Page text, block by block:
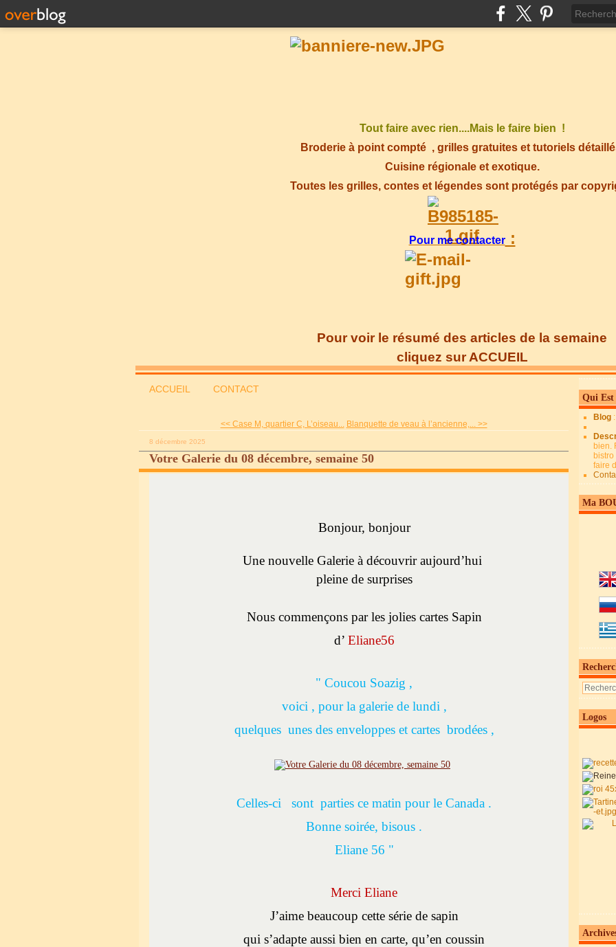
Tout faire avec rien....Mais le faire bien !
Broderie à point compté , grilles gratuites et tutoriels
Cuisine régionale et exotique.
Toutes les grilles, contes et légendes sont protégés par
Pour me contacter:
Pour voir le résumé des articles de la semaine
cliquez sur ACCUEIL
ACCUEIL CONTACT
<< Case M, quartier C, L’oiseau... Blanquette de veau à l’ancienne,... >>
8 décembre 2025
Votre Galerie du 08 décembre, semaine 50
Bonjour, bonjour
Une nouvelle Galerie à découvrir aujourd’hui
pleine de surprises
Nous commençons par les jolies cartes Sapin
d’ Eliane56
" Coucou Soazig ,
voici , pour la galerie de lundi ,
quelques unes des enveloppes et cartes brodées ,
Celles-ci sont parties ce matin pour le Canada .
Bonne soirée, bisous .
Eliane 56 "
Merci Eliane
J’aime beaucoup cette série de sapin
qui s’adapte aussi bien en carte, qu’en coussin
Qui Est
Blog
bien.
faire
Ma
Logos